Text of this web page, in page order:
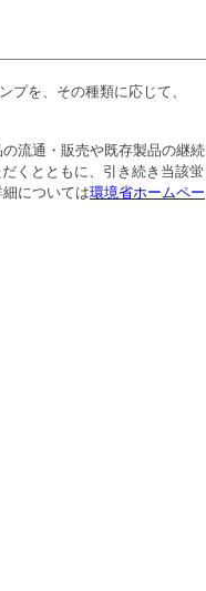
プを、その種類に応じて、
流通・販売や既存製品の継続
くとともに、引き続き当該蛍
については環境省ホームペー